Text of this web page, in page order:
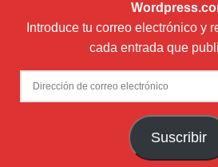
Introduce tu correo electrónico y
cada entrada que
Dirección
de
Suscribir